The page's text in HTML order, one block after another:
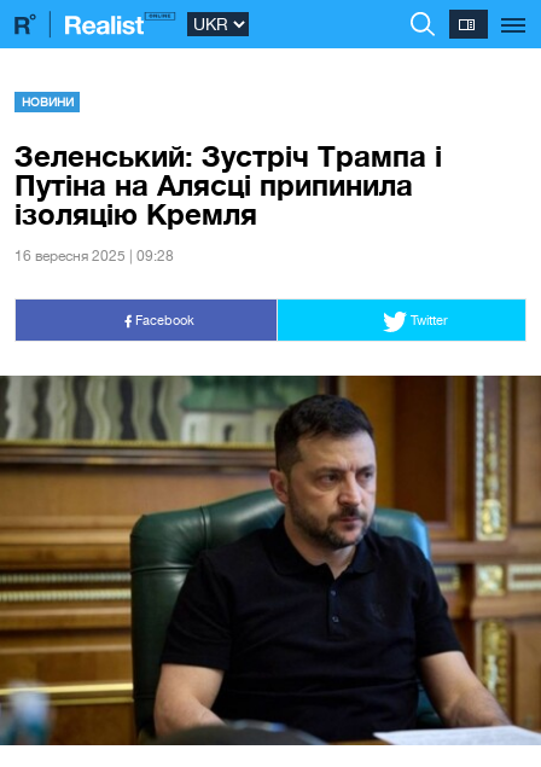
НОВИНИ
Зеленський: Зустріч Трампа і
Путіна на Алясці припинила
ізоляцію Кремля
16 вересня 2025 | 09:28
Facebook Twitter